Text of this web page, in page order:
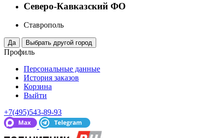
Северо-Кавказский ФО
Ставрополь
Профиль
Персональные данные
История заказов
Корзина
Выйти
+7(495)543-89-93